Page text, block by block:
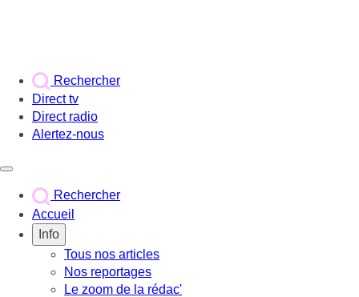
Rechercher
Direct tv
Direct radio
Alertez-nous
Rechercher
Accueil
Info
Tous nos articles
Nos reportages
Le zoom de la rédac'